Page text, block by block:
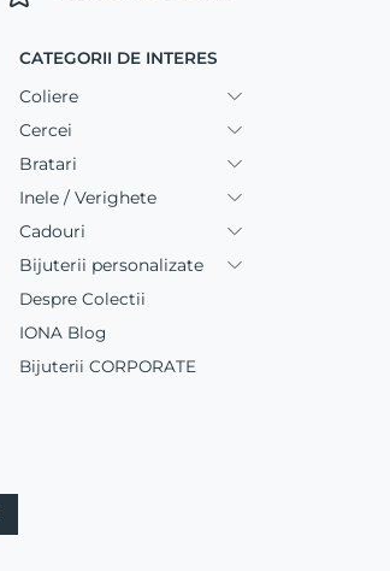
CATEGORII DE INTERES
Coliere
Cercei
Bratari
Inele / Verighete
Cadouri
Bijuterii personalizate
Despre Colectii
IONA Blog
Bijuterii CORPORATE